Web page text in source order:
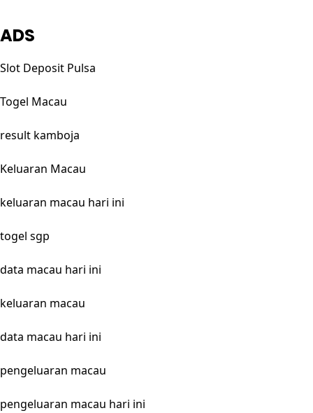
ADS
Slot Deposit Pulsa
Togel Macau
result kamboja
Keluaran Macau
keluaran macau hari ini
togel sgp
data macau hari ini
keluaran macau
data macau hari ini
pengeluaran macau
pengeluaran macau hari ini